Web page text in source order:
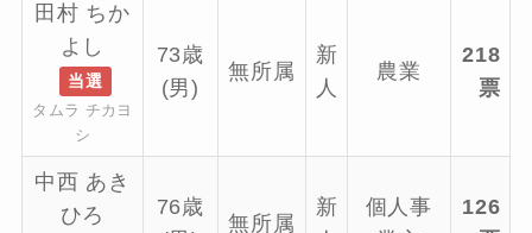
田村 ちか
よし
当選
タムラ チカヨ
シ
73歳
(男)
無所属
新
人
農業
218
票
中西 あき
ひろ
76歳
無所属
新
個人事
126